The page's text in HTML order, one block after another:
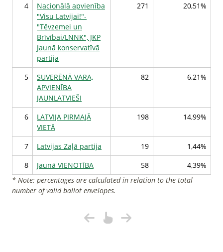
4
Nacionālā apvienība
"Visu Latvijai!"-
"Tēvzemei un
Brīvībai/LNNK", JKP
Jaunā konservatīvā
partija
271 20,51%
5
SUVERĒNĀ VARA,
APVIENĪBA
JAUNLATVIEŠI
82 6,21%
6
LATVIJA PIRMAJĀ
VIETĀ
198 14,99%
7 Latvijas Zaļā partija 19
1,44%
8
Jaunā VIENOTĪBA 58
4,39%
* Note: percentages are calculated in relation to the total
number of valid ballot envelopes.